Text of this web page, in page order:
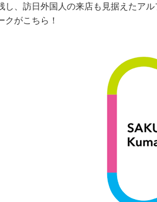
し、訪日外国人の来店も見据えたア
クがこちら！